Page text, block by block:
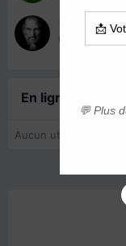
idaghmasen
15 mai
En ligne
Aucun utilisateur